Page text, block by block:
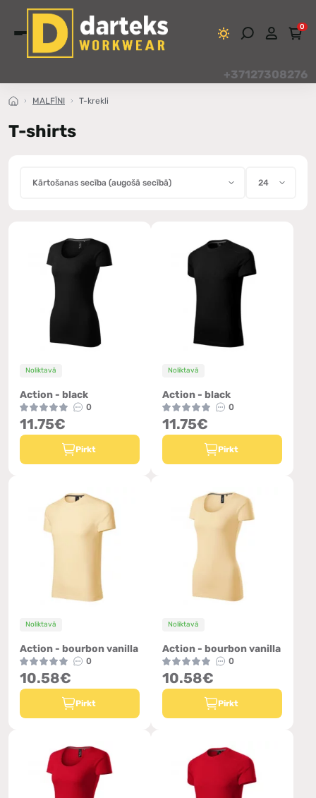
0
+37127308276
MALFĪNI T-krekli
T-shirts
Noliktavā
Action - black
0
11.75€
Pirkt
Noliktavā
Action - black
0
11.75€
Pirkt
Noliktavā
Action - bourbon vanilla
0
10.58€
Pirkt
Noliktavā
Action - bourbon vanilla
0
10.58€
Pirkt